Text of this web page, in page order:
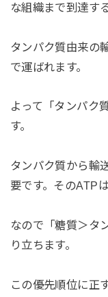
な組織まで到達す
タンパク質由来の
で運ばれます。
よって「タンパク
す。
タンパク質から輸
要です。そのATP
なので「糖質＞タ
り立ちます。
この優先順位に正